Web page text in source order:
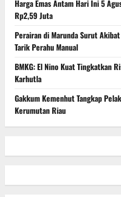
Harga Emas Antam Hari Ini 5
Rp2,59 Juta
Perairan di Marunda Surut
Tarik Perahu Manual
BMKG: El Nino Kuat Tingkatkan
Karhutla
Gakkum Kemenhut Tangkap
Kerumutan Riau